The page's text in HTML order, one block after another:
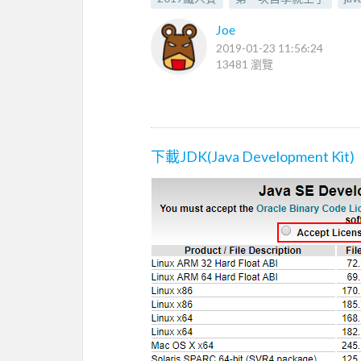
Joe
2019-01-23 11:56:24
13481 瀏覽
下載JDK(Java Development Kit)